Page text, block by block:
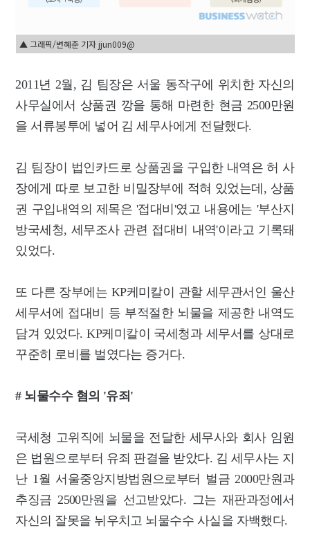
▲ 그래픽/변혜준 기자 jjun009@
2011년 2월, 김 팀장은 서울 동작구에 위치한 자신의
사무실에서 상품권 깡을 통해 마련한 현금 2500만원
을 서류봉투에 넣어 김 세무사에게 전달했다.
김 팀장이 법인카드로 상품권을 구입한 내역은 허 사
장에게 따로 보고한 비밀장부에 적혀 있었는데, 상품
권 구입내역의 제목은 '접대비'였고 내용에는 '부산지
방국세청, 세무조사 관련 접대비 내역'이라고 기록돼
있었다.
또 다른 장부에는 KP케미칼이 관할 세무관서인 울산
세무서에 접대비 등 부적절한 뇌물을 제공한 내역도
담겨 있었다. KP케미칼이 국세청과 세무서를 상대로
꾸준히 로비를 벌였다는 증거다.
# 뇌물수수 혐의 '유죄'
국세청 고위직에 뇌물을 전달한 세무사와 회사 임원
은 법원으로부터 유죄 판결을 받았다. 김 세무사는 지
난 1월 서울중앙지방법원으로부터 벌금 2000만원과
추징금 2500만원을 선고받았다. 그는 재판과정에서
자신의 잘못을 뉘우치고 뇌물수수 사실을 자백했다.